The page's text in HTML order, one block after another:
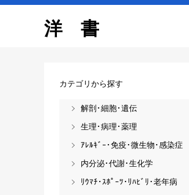
洋書
カテゴリから探す
解剖･細胞･遺伝
生理･病理･薬理
ｱﾚﾙｷﾞｰ･免疫･微生物･感染症
内分泌･代謝･生化学
ﾘｳﾏﾁ･ｽﾎﾟｰﾂ･ﾘﾊﾋﾞﾘ･老年病